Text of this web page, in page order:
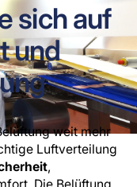
sich auf
und
weit mehr
Luftverteilung
,